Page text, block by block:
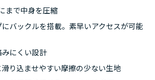
まで中身を圧縮
バックルを搭載。素早いアクセスが可能
にくい設計
り込ませやすい摩擦の少ない生地